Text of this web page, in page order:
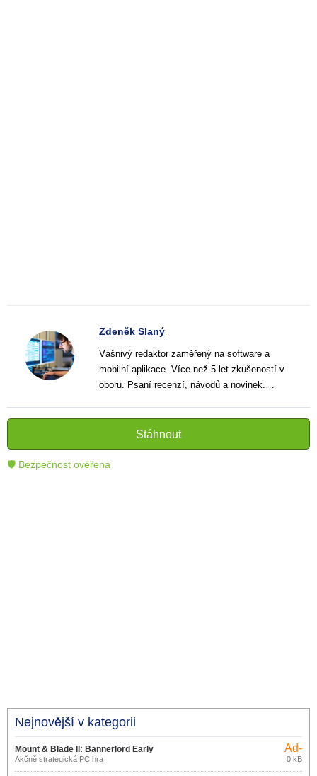
Zdeněk Slaný
Vášnivý redaktor zaměřený na software a
mobilní aplikace. Více než 5 let zkušeností v
oboru. Psaní recenzí, návodů a novinek.
pomáhají čtenářům lépe porozumět a využít
moderní technologie.
Stáhnout
🛡 Bezpečnost ověřena
Nejnovější v kategorii
Mount & Blade II: Bannerlord Early
Access
Akčně strategická PC hra
Ad-
supported
0 kB